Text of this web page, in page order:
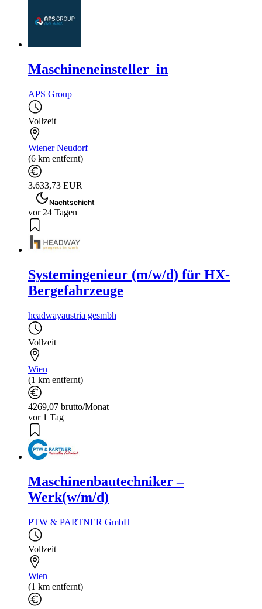
Maschineneinsteller_in
APS Group
Vollzeit
Wiener Neudorf
(6 km entfernt)
3.633,73 EUR
Nachtschicht
vor 24 Tagen
Systemingenieur (m/w/d) für HX-
Bergefahrzeuge
headwayaustria gesmbh
Vollzeit
Wien
(1 km entfernt)
4269,07 brutto/Monat
vor 1 Tag
Maschinenbautechniker –
Werk(w/m/d)
PTW & PARTNER GmbH
Vollzeit
Wien
(1 km entfernt)